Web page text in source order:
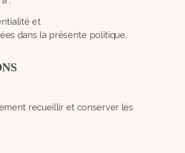
et
dans la présente politique.
recueillir et conserver les